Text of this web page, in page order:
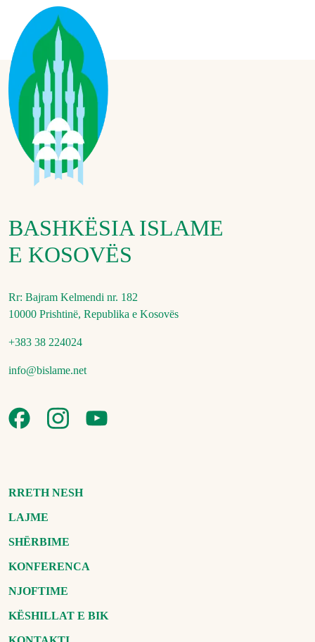
BASHKËSIA ISLAME
E KOSOVËS
Rr: Bajram Kelmendi nr. 182
10000 Prishtinë, Republika e Kosovës
+383 38 224024
info@bislame.net
RRETH NESH
LAJME
SHËRBIME
KONFERENCA
NJOFTIME
KËSHILLAT E BIK